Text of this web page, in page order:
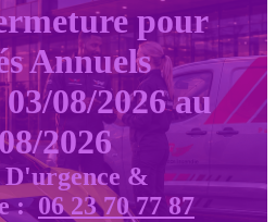
pour
Annuels
08/2026 au
2026
D'urgence &
:06 23 70 77 87